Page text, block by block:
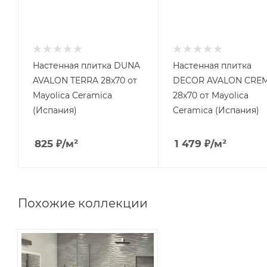
Настенная плитка DUNA
AVALON TERRA 28x70 от
Mayolica Ceramica
(Испания)
825 ₽/м²
Настенная плитка
DECOR AVALON
28x70 от Mayolica
Ceramica (Испания)
1 479 ₽/м²
Похожие коллекции